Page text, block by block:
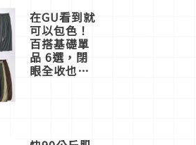
在GU看到就
可以包色！
百搭基礎單
品 6選，閉
眼全收也不